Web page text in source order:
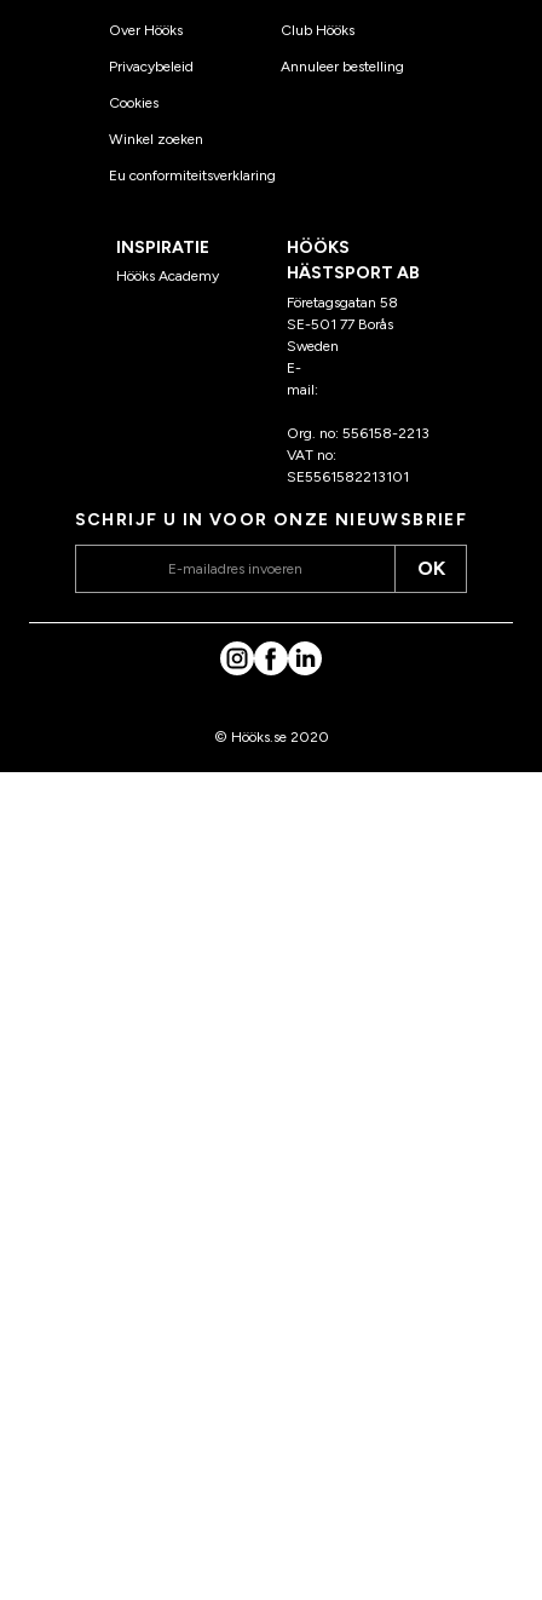
Over Hööks
Privacybeleid
Cookies
Winkel zoeken
Eu conformiteitsverklaring
Club Hööks
Annuleer bestelling
INSPIRATIE
Hööks Academy
HÖÖKS
HÄSTSPORT AB
Företagsgatan 58
SE-501 77 Borås
Sweden
E-
mail:
Org. no: 556158-2213
VAT no:
SE5561582213101
SCHRIJF U IN VOOR ONZE NIEUWSBRIEF
OK
© Hööks.se 2020